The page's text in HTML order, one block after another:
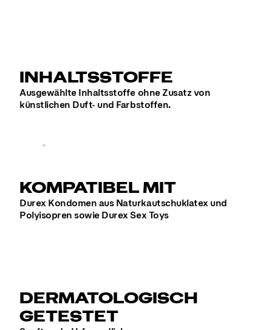
INHALTSSTOFFE
Ausgewählte Inhaltsstoffe ohne Zusatz von
künstlichen Duft- und Farbstoffen.
KOMPATIBEL MIT
Durex Kondomen aus Naturkautschuklatex und
Polyisopren sowie Durex Sex Toys
DERMATOLOGISCH
GETESTET